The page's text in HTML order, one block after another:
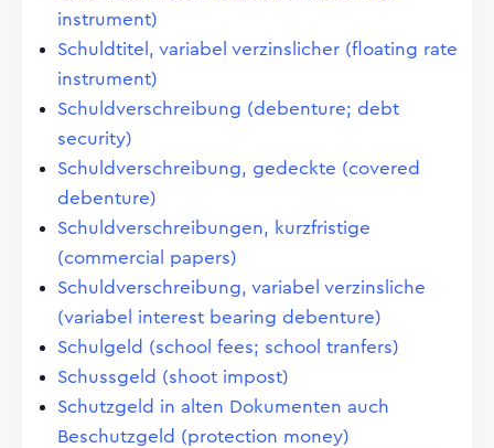
instrument)
Schuldtitel, variabel verzinslicher (floating rate
instrument)
Schuldverschreibung (debenture; debt
security)
Schuldverschreibung, gedeckte (covered
debenture)
Schuldverschreibungen, kurzfristige
(commercial papers)
Schuldverschreibung, variabel verzinsliche
(variabel interest bearing debenture)
Schulgeld (school fees; school tranfers)
Schussgeld (shoot impost)
Schutzgeld in alten Dokumenten auch
Beschutzgeld (protection money)